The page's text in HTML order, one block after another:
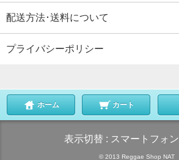
配送方法･送料について
プライバシーポリシー
ホーム カート
表示切替 : スマートフォン
© 2013 Reggae Shop NAT